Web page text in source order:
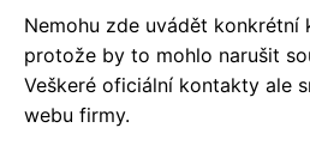
Nemohu zde uvádět konkrétní
protože by to mohlo narušit
Veškeré oficiální kontakty ale
webu firmy.